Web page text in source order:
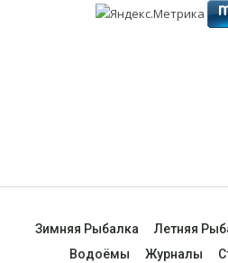
Зимняя Рыбалка Летняя
Водоёмы
Журналы